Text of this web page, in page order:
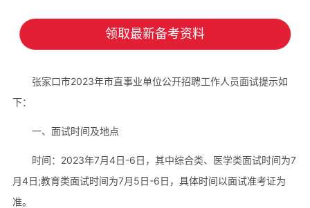
领取最新备考资料
张家口市2023年市直事业单位公开招聘工作人员面试提示如
下：
一、面试时间及地点
时间：2023年7月4日-6日，其中综合类、医学类面试时间为7
月4日;教育类面试时间为7月5日-6日，具体时间以面试准考证为
准。